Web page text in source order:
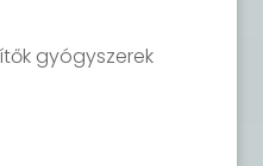
gyógyszerek